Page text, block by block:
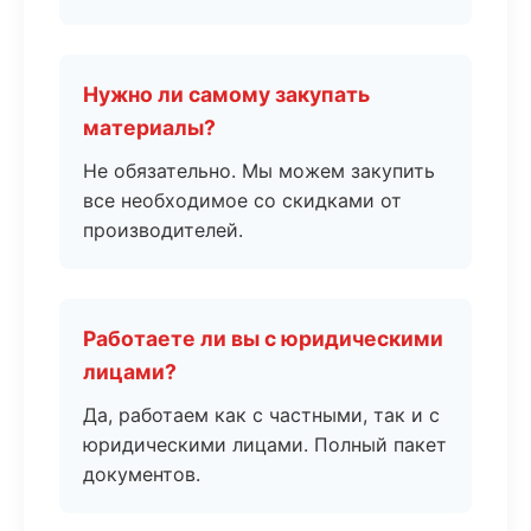
Нужно ли самому закупать
материалы?
Не обязательно. Мы можем закупить
все необходимое со скидками от
производителей.
Работаете ли вы с юридическими
лицами?
Да, работаем как с частными, так и с
юридическими лицами. Полный пакет
документов.